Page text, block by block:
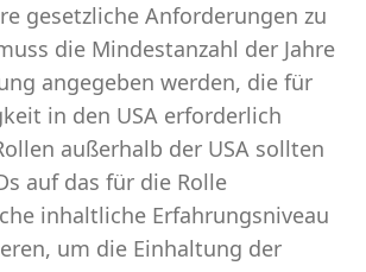
gesetzliche Anforderungen zu
die Mindestanzahl der Jahre
angegeben werden, die für
in den USA erforderlich
außerhalb der USA sollten
auf das für die Rolle
inhaltliche Erfahrungsniveau
um die Einhaltung der